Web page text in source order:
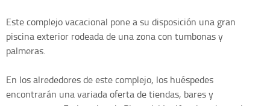
Este complejo vacacional pone a su disposición una gran
piscina exterior rodeada de una zona con tumbonas y
palmeras.
En los alrededores de este complejo, los huéspedes
encontrarán una variada oferta de tiendas, bares y